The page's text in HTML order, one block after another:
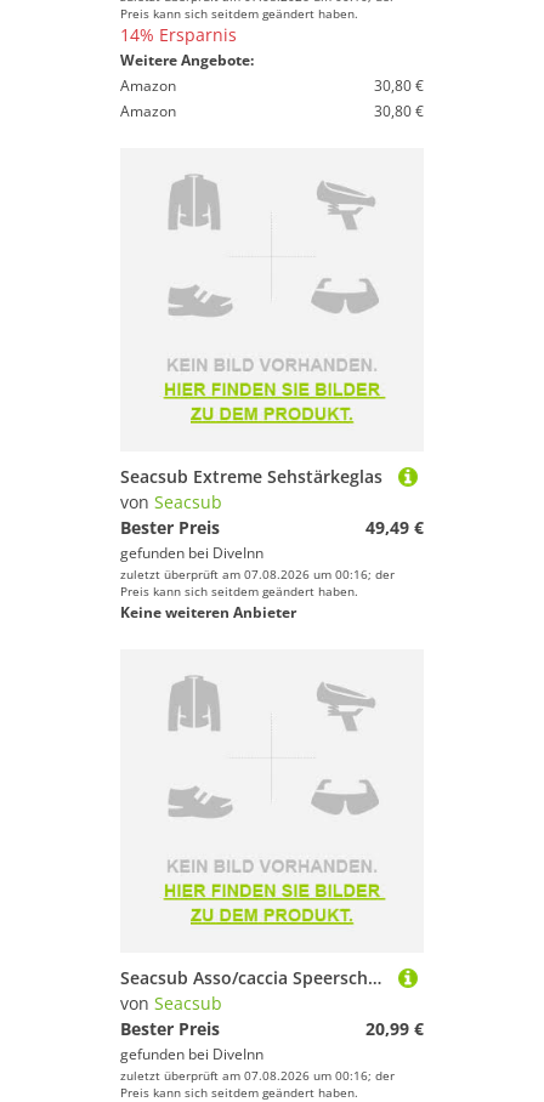
Preis kann sich seitdem geändert haben.
14% Ersparnis
Weitere Angebote:
Amazon
30,80 €
Amazon
30,80 €
Seacsub Extreme Sehstärkeglas
von Seacsub
Bester Preis
49,49 €
gefunden bei DiveInn
zuletzt überprüft am 07.08.2026 um 00:16; der
Preis kann sich seitdem geändert haben.
Keine weiteren Anbieter
Seacsub Asso/caccia Speerschaft
von Seacsub
Bester Preis
20,99 €
gefunden bei DiveInn
zuletzt überprüft am 07.08.2026 um 00:16; der
Preis kann sich seitdem geändert haben.